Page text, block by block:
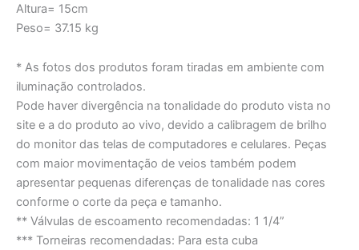
Altura= 15cm
Peso= 37.15 kg
* As fotos dos produtos foram tiradas em ambiente com
iluminação controlados.
Pode haver divergência na tonalidade do produto vista no
site e a do produto ao vivo, devido a calibragem de brilho
do monitor das telas de computadores e celulares. Peças
com maior movimentação de veios também podem
apresentar pequenas diferenças de tonalidade nas cores
conforme o corte da peça e tamanho.
** Válvulas de escoamento recomendadas: 1 1/4”
*** Torneiras recomendadas: Para esta cuba